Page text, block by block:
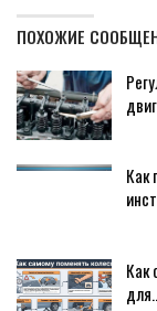
ПОХОЖИЕ
Как
Как